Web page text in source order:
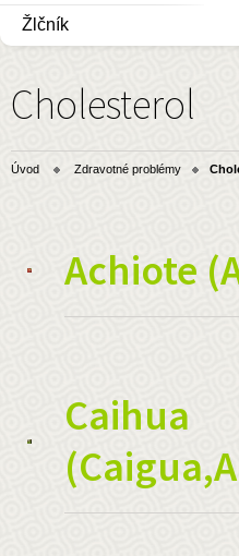
Žlčník
Cholesterol
Úvod Zdravotné problémy
Achiote
Caihua